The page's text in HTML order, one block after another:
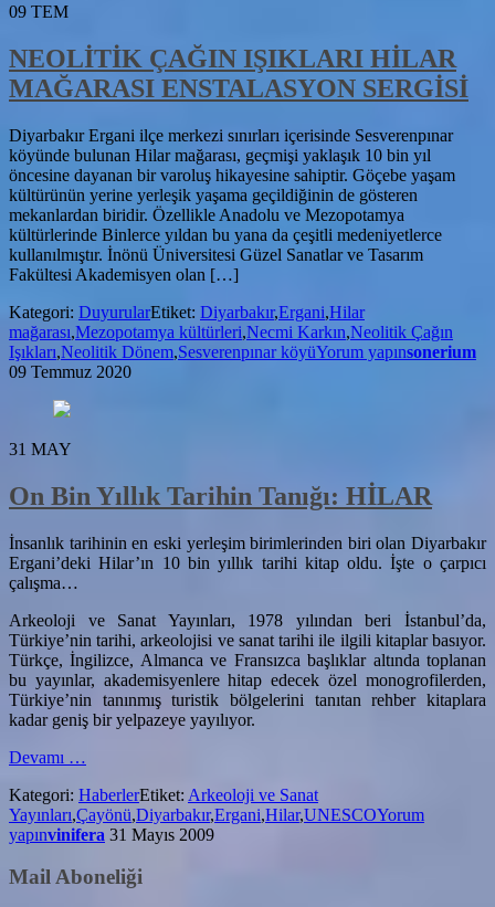
09 TEM
NEOLİTİK ÇAĞIN IŞIKLARI HİLAR
MAĞARASI ENSTALASYON SERGİSİ
Diyarbakır Ergani ilçe merkezi sınırları içerisinde Sesverenpınar
köyünde bulunan Hilar mağarası, geçmişi yaklaşık 10 bin yıl
öncesine dayanan bir varoluş hikayesine sahiptir. Göçebe yaşam
kültürünün yerine yerleşik yaşama geçildiğinin de gösteren
mekanlardan biridir. Özellikle Anadolu ve Mezopotamya
kültürlerinde Binlerce yıldan bu yana da çeşitli medeniyetlerce
kullanılmıştır. İnönü Üniversitesi Güzel Sanatlar ve Tasarım
Fakültesi Akademisyen olan […]
Kategori: DuyurularEtiket: Diyarbakır,Ergani,Hilar
mağarası,Mezopotamya kültürleri,Necmi Karkın,Neolitik Çağın
Işıkları,Neolitik Dönem,Sesverenpınar köyüYorum yapınsonerium
09 Temmuz 2020
31 MAY
On Bin Yıllık Tarihin Tanığı: HİLAR
İnsanlık tarihinin en eski yerleşim birimlerinden biri olan Diyarbakır
Ergani’deki Hilar’ın 10 bin yıllık tarihi kitap oldu. İşte o çarpıcı
çalışma…
Arkeoloji ve Sanat Yayınları, 1978 yılından beri İstanbul’da,
Türkiye’nin tarihi, arkeolojisi ve sanat tarihi ile ilgili kitaplar basıyor.
Türkçe, İngilizce, Almanca ve Fransızca başlıklar altında toplanan
bu yayınlar, akademisyenlere hitap edecek özel monogrofilerden,
Türkiye’nin tanınmış turistik bölgelerini tanıtan rehber kitaplara
kadar geniş bir yelpazeye yayılıyor.
Devamı
Yıllık
Tarihin
Tanığı:
…
Kategori: HaberlerEtiket: Arkeoloji ve Sanat
Yayınları,Çayönü,Diyarbakır,Ergani,Hilar,UNESCOYorum
yapınvinifera 31 Mayıs 2009
Mail Aboneliği